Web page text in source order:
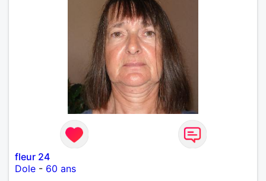
fleur 24
Dole - 60 ans